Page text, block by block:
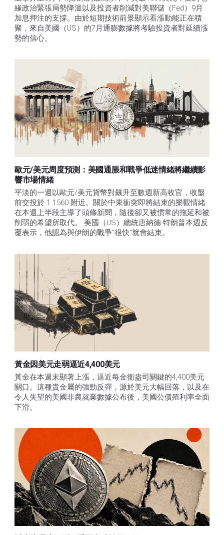
緣政治緊張局勢降溫以及投資者削減對美聯儲（Fed）9月
加息押注的支撐。由於短期技術前景顯示看漲動能正在積
聚，來自美國（US）的7月通膨數據將考驗投資者對延續漲
勢的信心。
歐元/美元周度預測：美國通脹和戰爭低迷情緒將繼續影
響市場情緒
平淡的一週以歐元/美元貨幣對飆升至數週新高收官，收盤
前交投於 1.1560 附近。關於中東衝突即將結束的樂觀情緒
在本週上半段主導了頭條新聞，隨後卻又被慣常的拖延和被
削弱的希望所取代。 美國（US）總統唐納德-特朗普本週反
覆表示，他認為與伊朗的戰爭"很快"就會結束。
黃金因美元走弱逼近4,400美元
黃金在本週末顯著上漲，逼近每金衡盎司關鍵的4,400美元
關口。這種貴金屬的強勁反彈，源於美元大幅回落，以及在
令人失望的美國非農就業數據公布後，美國公債殖利率全面
下滑。